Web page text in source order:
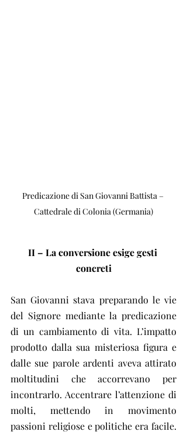
Predicazione di San Giovanni Battista –
Cattedrale di Colonia (Germania)
II – La conversione esige gesti
concreti
San Giovanni stava preparando le vie
del Signore mediante la predicazione
di un cambiamento di vita. L’impatto
prodotto dalla sua misteriosa figura e
dalle sue parole ardenti aveva attirato
moltitudini che accorrevano per
incontrarlo. Accentrare l’attenzione di
molti, mettendo in movimento
passioni religiose e politiche era facile.